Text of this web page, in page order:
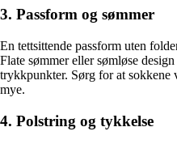
3. Passform og sømmer
En tettsittende passform uten
Flate sømmer eller sømløse
trykkpunkter. Sørg for at sokkene
mye.
4. Polstring og tykkelse